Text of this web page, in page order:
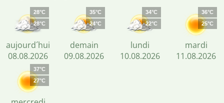
28°C
28°C
aujourd´hui
08.08.2026
35°C
24°C
demain
09.08.2026
34°C
22°C
lundi
10.08.2026
36°C
25°C
mardi
11.08.2026
37°C
27°C